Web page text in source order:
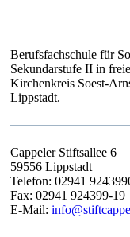
Berufsfachschule für
Sekundarstufe II in
Kirchenkreis Soest-
Lippstadt.
Cappeler Stiftsallee 6
59556 Lippstadt
Telefon: 02941
Fax: 02941 924399-19
E-Mail: